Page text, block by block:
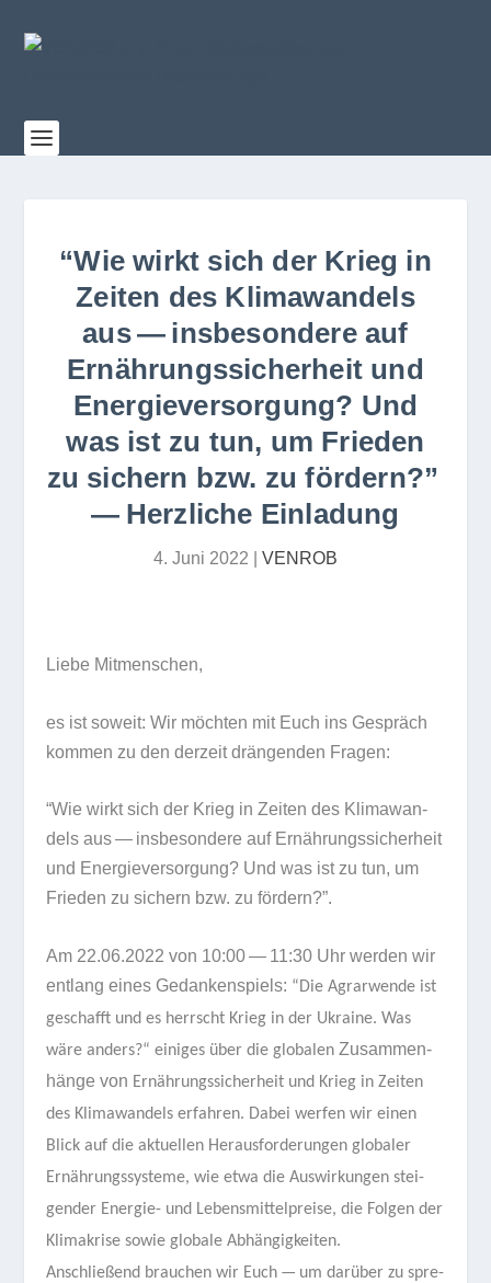
“Wie wirkt sich der Krieg in
Zeiten des Klimawandels
aus — insbesondere auf
Ernährungssicherheit und
Energieversorgung? Und
was ist zu tun, um Frieden
zu sichern bzw. zu fördern?”
— Herzliche Einladung
4. Juni 2022 VENROB
Liebe Mit­men­schen,
es ist soweit: Wir möch­ten mit Euch ins Gespräch
kom­men zu den der­zeit drän­gen­den Fragen:
“Wie wirkt sich der Krieg in Zei­ten des Kli­ma­wan­
dels aus — ins­be­son­dere auf Ernäh­rungs­si­cher­heit
und Ener­gie­ver­sor­gung? Und was ist zu tun, um
Frie­den zu sichern bzw. zu fördern?”.
Am 22.06.2022 von 10:00 — 11:30 Uhr wer­den wir
ent­lang eines Gedan­ken­spiels: “Die Agrar­wende ist
geschafft und es herrscht Krieg in der Ukraine. Was
wäre anders?“ eini­ges über die glo­ba­lenZusam­men­
hänge von Ernäh­rungs­si­cher­heit und Krieg in Zei­ten
des Kli­ma­wan­delserfah­ren. Dabei wer­fen wir einen
Blick auf die aktu­el­len Her­aus­for­de­run­gen glo­ba­ler
Ernäh­rungs­sys­teme, wie etwa die Aus­wir­kun­gen stei­
gen­der Ener­gie- und Lebens­mit­tel­preise, die Fol­gen der
Kli­ma­krise sowie glo­bale Abhängigkeiten.
Anschlie­ßend brau­chen wir Euch — um dar­über zu spre­